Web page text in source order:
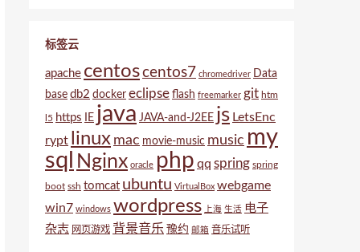
标签云
apache centoscentos7 chromedriver Data
base db2 docker eclipse flash freemarker git htm
l5 https IE java JAVA-and-J2EE js LetsEnc
rypt
linux mac movie-music music my
sql Nginx oracle php qq spring spring
boot ssh tomcat ubuntu VirtualBox webgame
win7 windows wordpress 上海 生活 电子
杂志 网页游戏 背景音乐 豫约 邮箱 音乐试听